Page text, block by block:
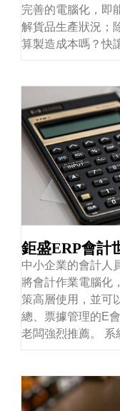
完善的電腦化，即
解貨品生產狀況；
算製造成本嗎？快
鉅盛ERP會計
中小企業的會計人
將會計作業電腦化
策高層使用，並可
總、票據管理的E
老闆強烈推薦。 系